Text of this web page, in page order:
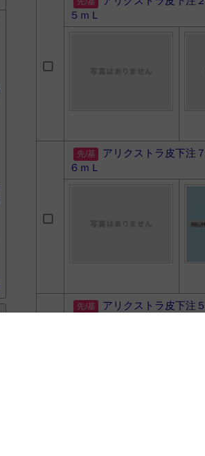
５ｍＬ
アリクストラ皮下注
６ｍＬ
アリクストラ皮下注